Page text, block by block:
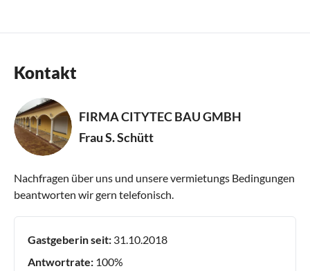
Kontakt
FIRMA CITYTEC BAU GMBH
Frau S. Schütt
Nachfragen über uns und unsere vermietungs Bedingungen
beantworten wir gern telefonisch.
Gastgeberin seit: 31.10.2018
Antwortrate: 100%